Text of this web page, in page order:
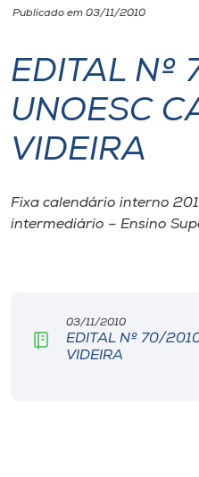
Unoesc
Internacionalização
I.nova
Cultura
Biblioteca
Publicado em 03/11/2010
EDITAL Nº
UNOESC
VIDEIRA
Fixa calendário interno
intermediário – Ensino
03/11/2010
EDITAL Nº 70/
VIDEIRA